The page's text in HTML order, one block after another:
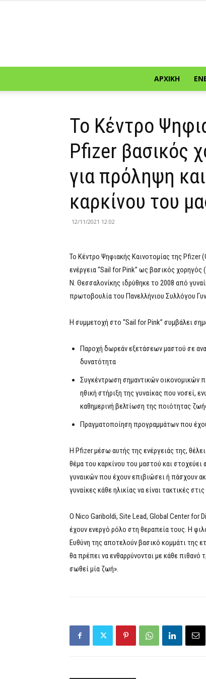
ΑΡΧΙΚΉ
Το Κέντρο
Pfizer βασικός
για πρόληψη
καρκίνου του
12/11/2021 12:02
To Κέντρο Ψηφιακής Καινοτομίας της
ενέργεια “Sail for Pink” ως βασικός
Ν. Θεσσαλονίκης ιδρύθηκε το 2008 από
πρωτοβουλία του Πανελλήνιου Συλλόγου
Η συμμετοχή στο “Sail for Pink” συμβάλει
Παροχή δωρεάν εξετάσεων μαστού σε
δυνατότητα
Συγκέντρωση σημαντικών οικονομικών
ηθική στήριξη της γυναίκας που νοσεί,
καθημερινή βελτίωση της ποιότητας
Πραγματοποίηση προγραμμάτων που
Η Pfizer μέσω αυτής της ενέργειάς της,
θέμα του καρκίνου του μαστού και
γυναικών που έχουν επιβιώσει ή πάσχουν
γυναίκες κάθε ηλικίας να είναι τακτικές
Ο Nico Gariboldi, Site Lead, Global Center for
έχουν ενεργό ρόλο στη θεραπεία τους. Η
Ευθύνη της αποτελούν βασικό κομμάτι της
θα πρέπει να ενθαρρύνονται με κάθε πιθανό
σωθεί μία ζωή».